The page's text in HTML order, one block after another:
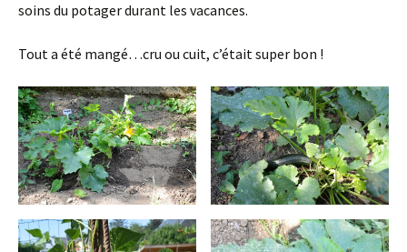
soins du potager durant les vacances.
Tout a été mangé…cru ou cuit, c’était super bon !